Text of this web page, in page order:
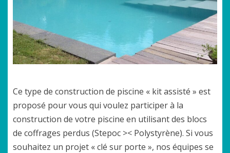
Ce type de construction de piscine « kit assisté » est
proposé pour vous qui voulez participer à la
construction de votre piscine en utilisant des blocs
de coffrages perdus (Stepoc >< Polystyrène). Si vous
souhaitez un projet « clé sur porte », nos équipes se